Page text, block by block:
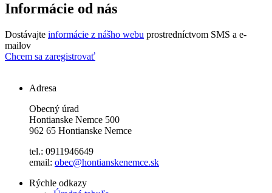
Informácie od nás
Dostávajte informácie z nášho webu prostredníctvom SMS a e-
mailov
Chcem sa zaregistrovať
Adresa
Obecný úrad
Hontianske Nemce 500
962 65 Hontianske Nemce
tel.: 0911946649
email: obec@hontianskenemce.sk
Rýchle odkazy